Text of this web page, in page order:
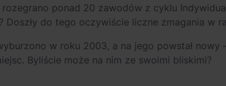
rozegrano ponad 20 zawodów z cyklu
Doszły do tego oczywiście liczne zmagania w
w roku 2003, a na jego powstał
Byliście może na nim ze swoimi bliskimi?